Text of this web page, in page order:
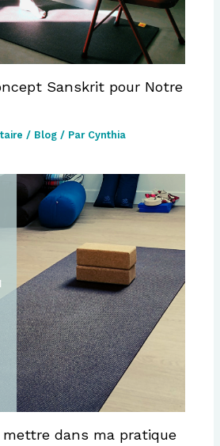
Sanskrit pour Notre
/ Blog / Par Cynthia
dans ma pratique